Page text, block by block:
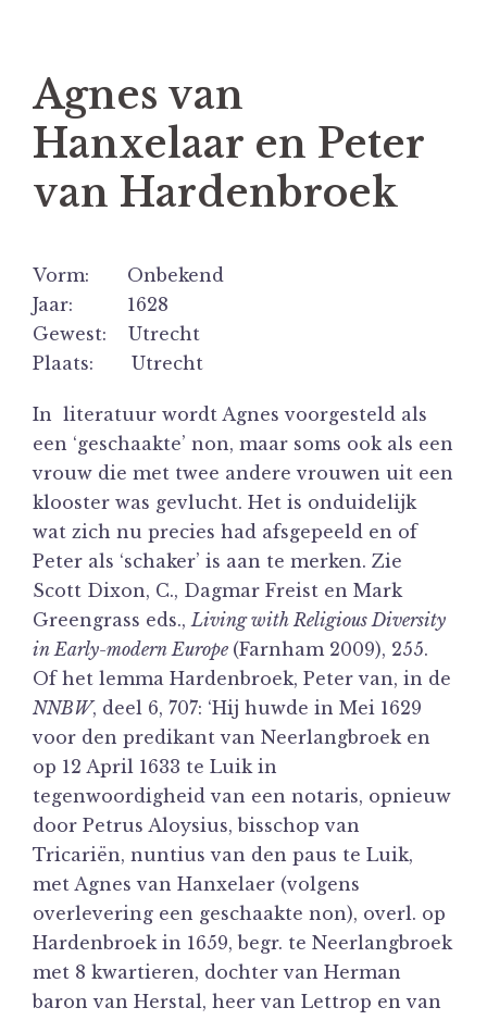
Agnes van
Hanxelaar en Peter
van Hardenbroek
Vorm: Onbekend
Jaar: 1628
Gewest: Utrecht
Plaats: Utrecht
In literatuur wordt Agnes voorgesteld als
een ‘geschaakte’ non, maar soms ook als een
vrouw die met twee andere vrouwen uit een
klooster was gevlucht. Het is onduidelijk
wat zich nu precies had afsgepeeld en of
Peter als ‘schaker’ is aan te merken. Zie
Scott Dixon, C., Dagmar Freist en Mark
Greengrass eds., Living with Religious Diversity
in Early-modern Europe (Farnham 2009), 255.
Of het lemma Hardenbroek, Peter van, in de
NNBW, deel 6, 707: ‘Hij huwde in Mei 1629
voor den predikant van Neerlangbroek en
op 12 April 1633 te Luik in
tegenwoordigheid van een notaris, opnieuw
door Petrus Aloysius, bisschop van
Tricariën, nuntius van den paus te Luik,
met Agnes van Hanxelaer (volgens
overlevering een geschaakte non), overl. op
Hardenbroek in 1659, begr. te Neerlangbroek
met 8 kwartieren, dochter van Herman
baronvan Herstal, heer van Lettrop en van